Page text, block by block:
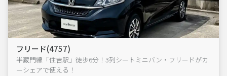
フリード(4757)
半蔵門線「住吉駅」徒歩6分！3列シートミニバン・フリードがカ
ーシェアで使える！